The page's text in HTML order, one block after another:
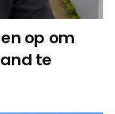
op om
te